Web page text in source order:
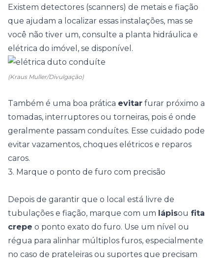
Existem detectores (scanners) de metais e fiação
que ajudam a localizar essas instalações, mas se
você não tiver um, consulte a planta hidráulica e
elétrica do imóvel, se disponível.
(Kraus Muller/Divulgação)
Também é uma boa prática evitar furar próximo a
tomadas, interruptores ou torneiras, pois é onde
geralmente passam conduítes. Esse cuidado pode
evitar vazamentos, choques elétricos e reparos
caros.
3. Marque o ponto de furo com precisão
Depois de garantir que o local está livre de
tubulações e fiação, marque com um lápisou fita
crepe o ponto exato do furo. Use um nível ou
régua para alinhar múltiplos furos, especialmente
no caso de prateleiras ou suportes que precisam